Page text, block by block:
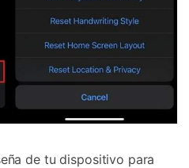
de tu dispositivo para